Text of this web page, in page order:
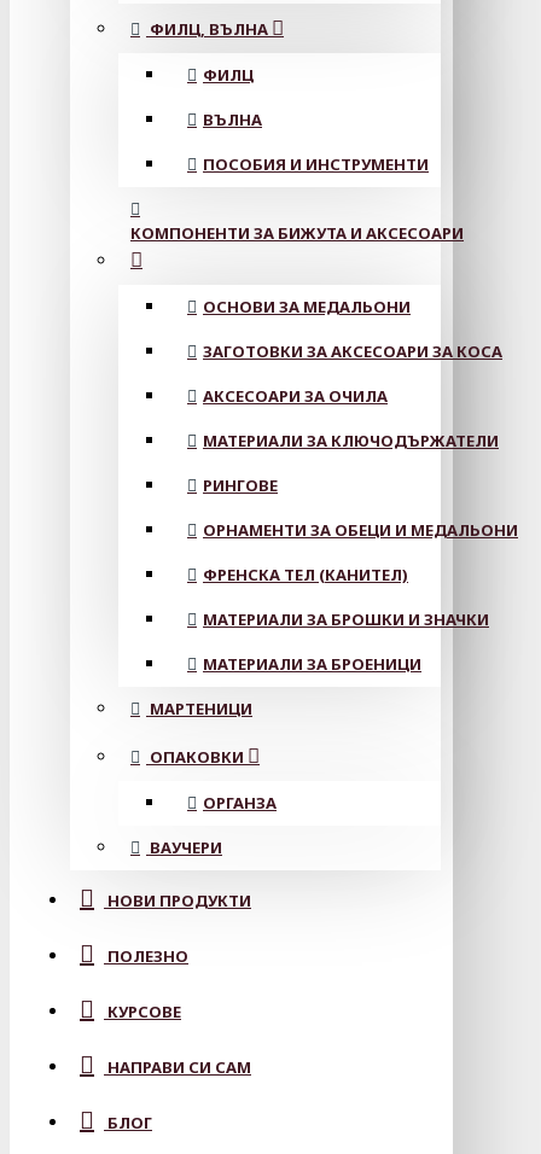
ФИЛЦ, ВЪЛНА
ФИЛЦ
ВЪЛНА
ПОСОБИЯ И ИНСТРУМЕНТИ
КОМПОНЕНТИ ЗА БИЖУТА И АКСЕСОАРИ
ОСНОВИ ЗА МЕДАЛЬОНИ
ЗАГОТОВКИ ЗА АКСЕСОАРИ ЗА КОСА
АКСЕСОАРИ ЗА ОЧИЛА
МАТЕРИАЛИ ЗА КЛЮЧОДЪРЖАТЕЛИ
РИНГОВЕ
ОРНАМЕНТИ ЗА ОБЕЦИ И МЕДАЛЬОНИ
ФРЕНСКА ТЕЛ (КАНИТЕЛ)
МАТЕРИАЛИ ЗА БРОШКИ И ЗНАЧКИ
МАТЕРИАЛИ ЗА БРОЕНИЦИ
МАРТЕНИЦИ
ОПАКОВКИ
ОРГАНЗА
ВАУЧЕРИ
НОВИ ПРОДУКТИ
ПОЛЕЗНО
КУРСОВЕ
НАПРАВИ СИ САМ
БЛОГ